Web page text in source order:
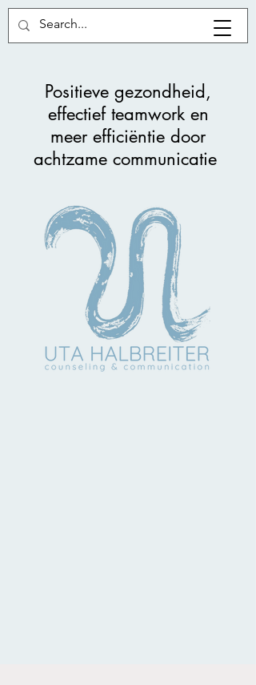
Positieve gezondheid,
effectief teamwork en
meer efficiëntie door
achtzame communicatie